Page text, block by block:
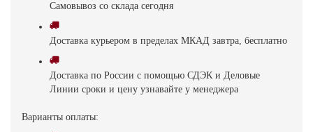
Самовывоз со склада cегодня
Доставка курьером в пределах МКАД завтра, бесплатно
Доставка по России с помощью СДЭК и Деловые
Линии сроки и цену узнавайте у менеджера
Варианты оплаты: